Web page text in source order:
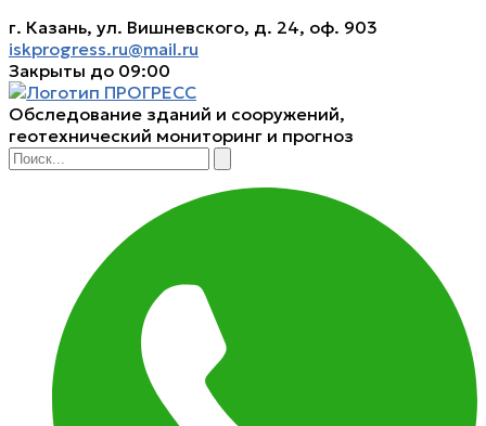
г. Казань, ул. Вишневского, д. 24, оф. 903
iskprogress.ru@mail.ru
Закрыты до 09:00
Обследование зданий и сооружений,
геотехнический мониторинг и прогноз